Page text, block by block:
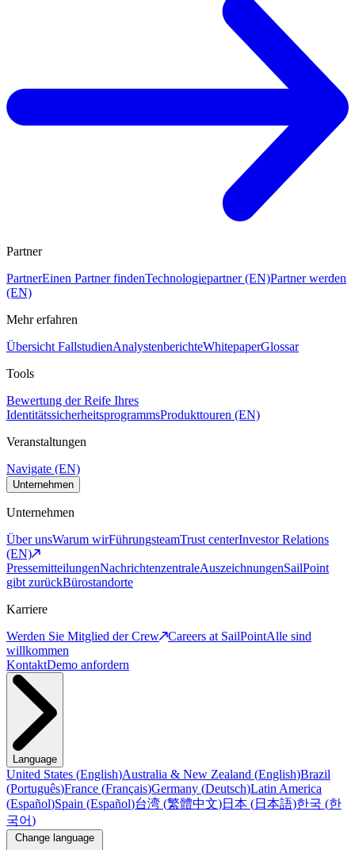
Partner
PartnerEinen Partner findenTechnologiepartner (EN)Partner werden
(EN)
Mehr erfahren
Übersicht FallstudienAnalystenberichteWhitepaperGlossar
Tools
Bewertung der Reife Ihres
IdentitätssicherheitsprogrammsProdukttouren (EN)
Veranstaltungen
Navigate (EN)
Unternehmen
Unternehmen
Über unsWarum wirFührungsteamTrust centerInvestor Relations
(EN)
PressemitteilungenNachrichtenzentraleAuszeichnungenSailPoint
gibt zurückBürostandorte
Karriere
Werden Sie Mitglied der Crew
Careers at SailPointAlle sind
willkommen
KontaktDemo anfordern
Language
United States (English)Australia & New Zealand (English)Brazil
(Português)France (Français)Germany (Deutsch)Latin America
(Español)Spain (Español)台湾 (繁體中文)日本 (日本語)한국 (한
국어)
Change language